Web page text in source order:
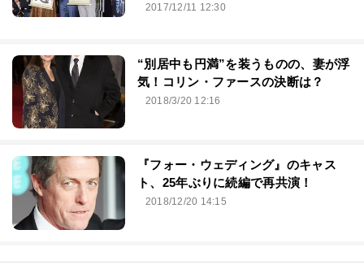
2017/12/11 12:30
“別居中も円満”を装うものの、妻が浮
気！コリン・ファースの決断は？
2018/3/20 12:16
『フォー・ウェディング』のキャス
ト、25年ぶりに続編で再共演！
2018/12/20 14:15